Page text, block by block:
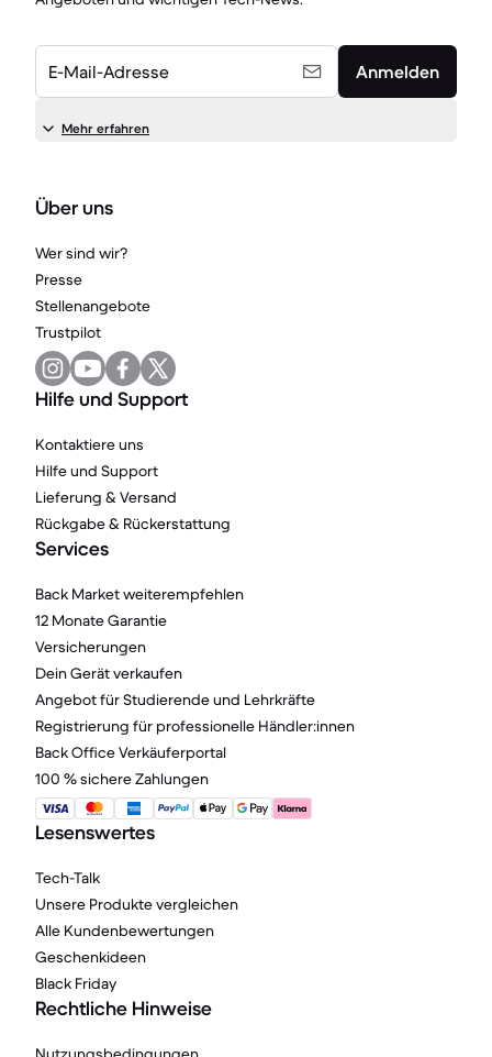
E-Mail-Adresse Anmelden
Mehr erfahren
Über uns
Wer sind wir?
Presse
Stellenangebote
Trustpilot
Hilfe und Support
Kontaktiere uns
Hilfe und Support
Lieferung & Versand
Rückgabe & Rückerstattung
Services
Back Market weiterempfehlen
12 Monate Garantie
Versicherungen
Dein Gerät verkaufen
Angebot für Studierende und Lehrkräfte
Registrierung für professionelle Händler:innen
Back Office Verkäuferportal
100 % sichere Zahlungen
Lesenswertes
Tech-Talk
Unsere Produkte vergleichen
Alle Kundenbewertungen
Geschenkideen
Black Friday
Rechtliche Hinweise